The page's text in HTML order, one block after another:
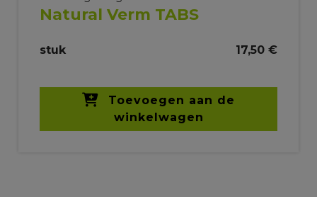
Natural Verm TABS
stuk 17,50 €
Toevoegen aan de
winkelwagen